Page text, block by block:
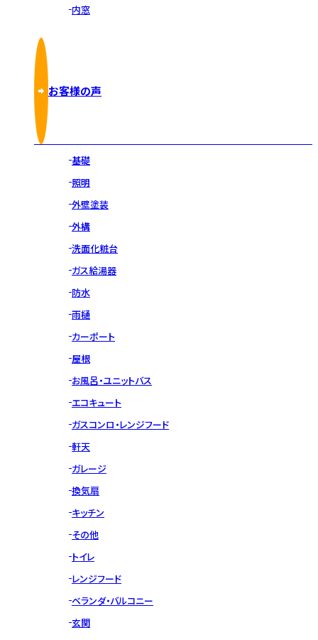
内窓
お客様の声
基礎
照明
外壁塗装
外構
洗面化粧台
ガス給湯器
防水
雨樋
カーポート
屋根
お風呂・ユニットバス
エコキュート
ガスコンロ・レンジフード
軒天
ガレージ
換気扇
キッチン
その他
トイレ
レンジフード
ベランダ・バルコニー
玄関